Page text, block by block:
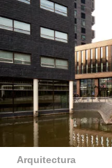
Arquitectura